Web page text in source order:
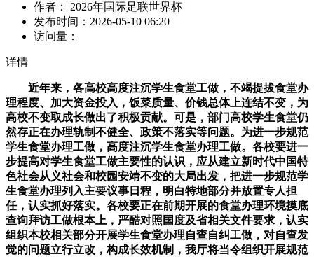
作者： 2026年国际足联世界杯
发布时间： 2026-05-10 06:20
访问量：
详情
近年来，各高校高度注沉学生食堂工做，不竭提拔食堂办
理程度、加大资金投入，饭菜质量、价钱总体上连结不变，为
高校不变取成长做出了积极贡献。可是，部门高校学生食堂仍
然存正在办理轨制不健全、政策不落实等问题。为进一步规范
学生食堂办理工做，高度注沉学生食堂办理工做。各校要进一
步提高对学生食堂工做主要性的认识，应从建立新时代中国特
色社会从义社会和校园安靖不变的大局出发，把进一步规范学
生食堂办理列入主要议事日程，明白特地部分并放置专人担
任，认实抓好落实。各校要正在前期开展的食堂办理环境摸底
查询拜访工做根本上，严酷对照国度及省相关文件要求，认实
组织本校相关部分开展学生食堂办理自查自纠工做，对自查发
觉的问题立行立改，构成长效机制，我厅将当令组织开展规范